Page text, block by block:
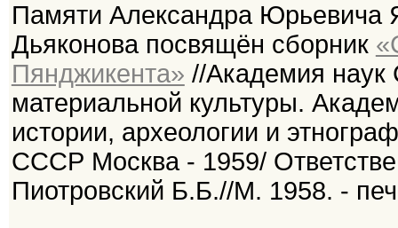
Памяти Александра Юрьевича
Дьяконова посвящён сборник
Пянджикента» //Академия наук
материальной культуры.
истории, археологии и
СССР Москва - 1959/
Пиотровский Б.Б.//М. 1958. -